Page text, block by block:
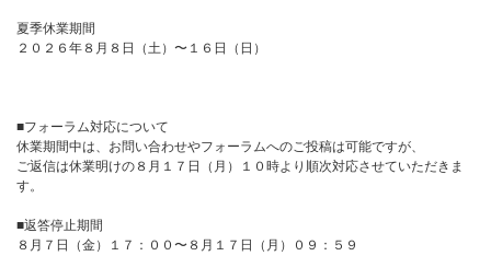
夏季休業期間
２０２６年８月８日（土）〜１６日（日）
■フォーラム対応について
休業期間中は、お問い合わせやフォーラムへのご投稿は可能ですが、
ご返信は休業明けの８月１７日（月）１０時より順次対応させていただきま
す。
■返答停止期間
８月７日（金）１７：００〜８月１７日（月）０９：５９